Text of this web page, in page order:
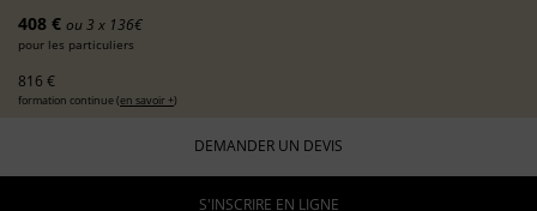
408 € ou 3 x 136€
pour les particuliers
816 €
formation continue (en savoir +)
DEMANDER UN DEVIS
S'INSCRIRE EN LIGNE